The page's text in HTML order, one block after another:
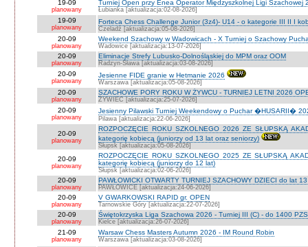
19-09
planowany
Turniej Open przy Enea Operator Międzyszkolnej Ligi Szachowej
Łubianka [aktualizacja:02-08-2026]
19-09
planowany
Forteca Chess Challenge Junior (3z4)- U14 - o kategorie III II I
Czeladź [aktualizacja:05-08-2026]
20-09
planowany
Weekend Szachowy w Wadowicach - X Turniej o Szachowy
Wadowice [aktualizacja:13-07-2026]
20-09
planowany
Eliminacje Strefy Lubusko-Dolnośląskiej do MPM oraz OOM
Radzyn-Sława [aktualizacja:03-08-2026]
20-09
planowany
Jesienne FIDE granie w Hetmanie 2026
Warszawa [aktualizacja:05-08-2026]
20-09
planowany
SZACHOWE PORY ROKU W ŻYWCU - TURNIEJ LETNI 2026
ŻYWIEC [aktualizacja:25-07-2026]
20-09
planowany
Jesienny Pilawski Turniej Weekendowy o Puchar �HUSARII�
Pilawa [aktualizacja:22-06-2026]
20-09
planowany
ROZPOCZĘCIE ROKU SZKOLNEGO 2026 ZE SŁUPSKĄ
kategorię kobiecą (juniorzy od 13 lat oraz seniorzy)
Słupsk [aktualizacja:05-08-2026]
20-09
planowany
ROZPOCZĘCIE ROKU SZKOLNEGO 2025 ZE SŁUPSKĄ
kategorię kobiecą (juniorzy do 12 lat)
Słupsk [aktualizacja:02-06-2026]
20-09
planowany
PAWŁOWICKI OTWARTY TURNIEJ SZACHOWY DZIECI do lat
PAWŁOWICE [aktualizacja:24-06-2026]
20-09
planowany
V GWARKOWSKI RAPID gr. OPEN
Tarnowskie Góry [aktualizacja:22-07-2026]
20-09
planowany
Świętokrzyska Liga Szachowa 2026 - Turniej III (C) - do 1400
Kielce [aktualizacja:26-07-2026]
21-09
planowany
Warsaw Chess Masters Autumn 2026 - IM Round Robin
Warszawa [aktualizacja:03-08-2026]